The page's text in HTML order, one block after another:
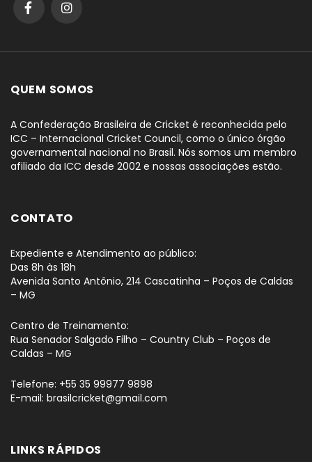
QUEM SOMOS
A Confederação Brasileira de Cricket é reconhecida pelo
ICC – Internacional Cricket Council, como o único órgão
governamental nacional no Brasil. Nós somos um membro
afiliado da ICC desde 2002 e nossas associações estão.
CONTATO
Expediente e Atendimento ao público:
Das 8h às 18h
Avenida Santo Antônio, 214 Cascatinha – Poços de Caldas
– MG
Centro de Treinamento:
Rua Senador Salgado Filho – Country Club – Poços de
Caldas – MG
Telefone: +55 35 99977 9898
E-mail: brasilcricket@gmail.com
LINKS RÁPIDOS